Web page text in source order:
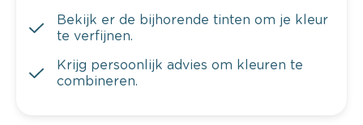
Bekijk er de bijhorende tinten om je kleur
te verfijnen.
Krijg persoonlijk advies om kleuren te
combineren.